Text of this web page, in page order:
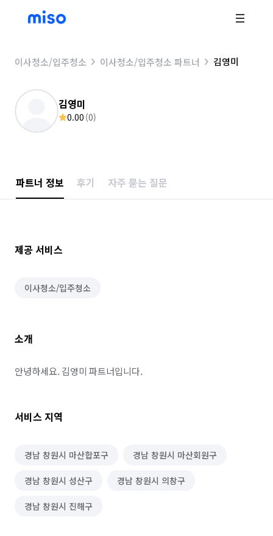
이사청소/입주청소 이사청소/입주청소 파트너 김영미
김영미
0.00 (0)
파트너 정보 후기 자주 묻는 질문
제공 서비스
이사청소/입주청소
소개
안녕하세요. 김영미 파트너입니다.
서비스 지역
경남 창원시 마산합포구 경남 창원시 마산회원구
경남 창원시 성산구 경남 창원시 의창구
경남 창원시 진해구